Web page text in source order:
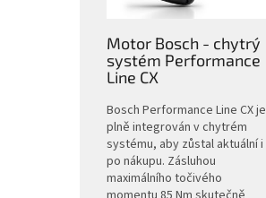
Motor Bosch - chytrý
systém Performance
Line CX
Bosch Performance Line CX je
plně integrován v chytrém
systému, aby zůstal aktuální i
po nákupu. Zásluhou
maximálního točivého